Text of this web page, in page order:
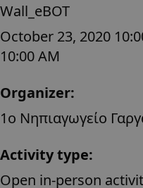
Wall_eBOT
October 23, 2020
10:00 AM
Organizer:
1ο Νηπιαγωγείο
Activity type:
Open in-person